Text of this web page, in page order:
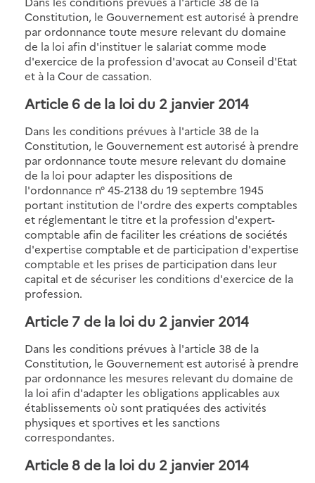
Constitution, le Gouvernement est autorisé à prendre
par ordonnance toute mesure relevant du domaine
de la loi afin d'instituer le salariat comme mode
d'exercice de la profession d'avocat au Conseil d'Etat
et à la Cour de cassation.
Article 6 de la loi du 2 janvier 2014
Dans les conditions prévues à l'article 38 de la
Constitution, le Gouvernement est autorisé à prendre
par ordonnance toute mesure relevant du domaine
de la loi pour adapter les dispositions de
l'ordonnance n° 45-2138 du 19 septembre 1945
portant institution de l'ordre des experts comptables
et réglementant le titre et la profession d'expert-
comptable afin de faciliter les créations de sociétés
d'expertise comptable et de participation d'expertise
comptable et les prises de participation dans leur
capital et de sécuriser les conditions d'exercice de la
profession.
Article 7 de la loi du 2 janvier 2014
Dans les conditions prévues à l'article 38 de la
Constitution, le Gouvernement est autorisé à prendre
par ordonnance les mesures relevant du domaine de
la loi afin d'adapter les obligations applicables aux
établissements où sont pratiquées des activités
physiques et sportives et les sanctions
correspondantes.
Article 8 de la loi du 2 janvier 2014